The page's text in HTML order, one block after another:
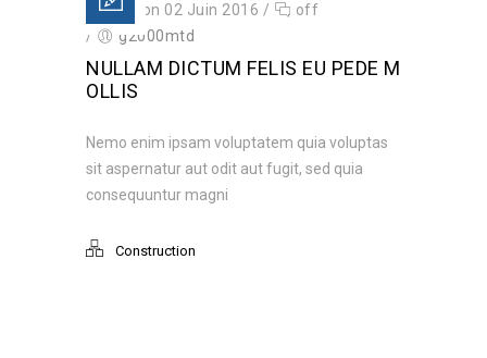
Posted on 02 Juin 2016 /
off
/
g2000mtd
NULLAM DICTUM FELIS EU PEDE M
OLLIS
Nemo enim ipsam voluptatem quia voluptas
sit aspernatur aut odit aut fugit, sed quia
consequuntur magni
Construction